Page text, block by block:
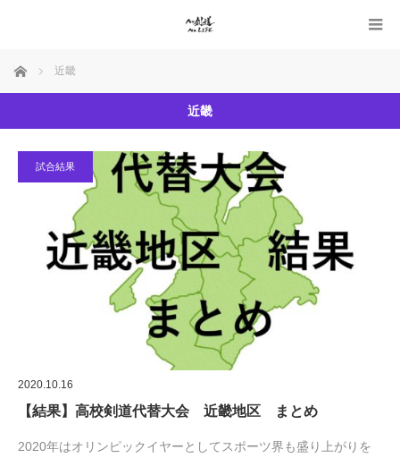
ホーム 近畿
近畿
試合結果
2020.10.16
【結果】高校剣道代替大会 近畿地区 まとめ
2020年はオリンピックイヤーとしてスポーツ界も盛り上がりを